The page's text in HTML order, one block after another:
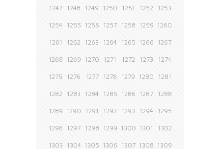
1247 1248 1249 1250 1251 1252 1253
1254 1255 1256 1257 1258 1259 1260
1261 1262 1263 1264 1265 1266 1267
1268 1269 1270 1271 1272 1273 1274
1275 1276 1277 1278 1279 1280 1281
1282 1283 1284 1285 1286 1287 1288
1289 1290 1291 1292 1293 1294 1295
1296 1297 1298 1299 1300 1301 1302
1303 1304 1305 1306 1307 1308 1309